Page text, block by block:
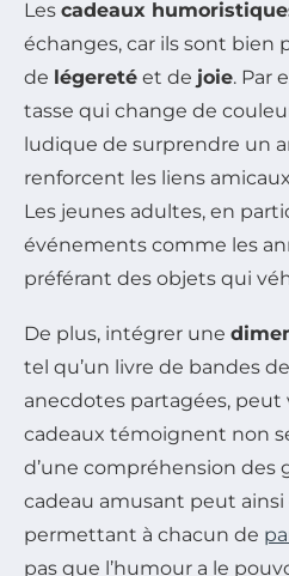
Les cadeaux
échanges, car ils sont bien
de légereté et de joie. Par
tasse qui change de
ludique de surprendre un
renforcent les liens
Les jeunes adultes, en
événements comme les
préférant des objets qui
De plus, intégrer une
tel qu’un livre de bandes
anecdotes partagées, peut
cadeaux témoignent non
d’une compréhension des
cadeau amusant peut
permettant à chacun de
pas que l’humour a le